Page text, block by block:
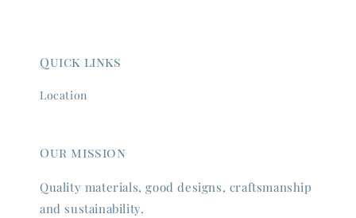
Quick links
Location
Our mission
Quality materials, good designs, craftsmanship
and sustainability.